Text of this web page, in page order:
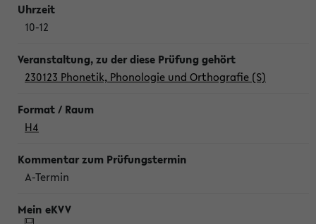
10-12
230123 Phonetik, Phonologie und Orthografie (S)
H4
A-Termin